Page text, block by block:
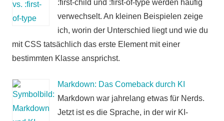
:first-child und :first-of-type werden häufig
verwechselt. An kleinen Beispielen zeige
ich, worin der Unterschied liegt und wie du
mit CSS tatsächlich das erste Element mit einer
bestimmten Klasse ansprichst.
Markdown: Das Comeback durch KI
Markdown war jahrelang etwas für Nerds.
Jetzt ist es die Sprache, in der wir KI-